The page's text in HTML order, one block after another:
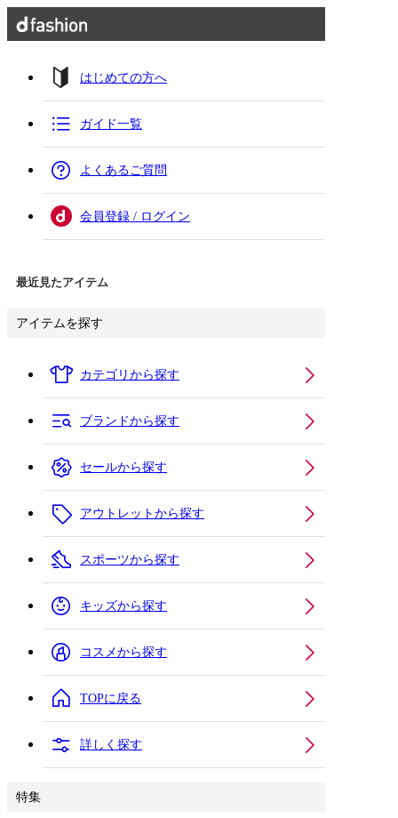
はじめての方へ
ガイド一覧
よくあるご質問
会員登録 / ログイン
最近見たアイテム
アイテムを探す
カテゴリから探す
ブランドから探す
セールから探す
アウトレットから探す
スポーツから探す
キッズから探す
コスメから探す
TOPに戻る
詳しく探す
特集